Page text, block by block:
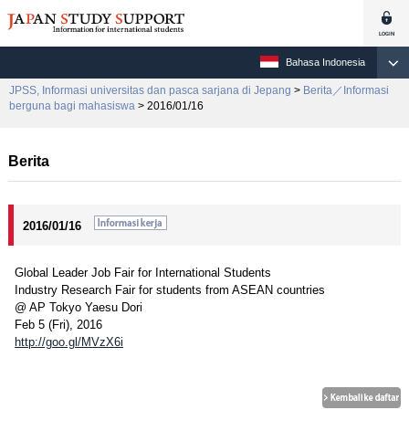
Bahasa Indonesia
JPSS, Informasi universitas dan pasca sarjana di Jepang > Berita／Informasi
berguna bagi mahasiswa > 2016/01/16
Berita
2016/01/16
Global Leader Job Fair for International Students
Industry Research Fair for students from ASEAN countries
@ AP Tokyo Yaesu Dori
Feb 5 (Fri), 2016
http://goo.gl/MVzX6i